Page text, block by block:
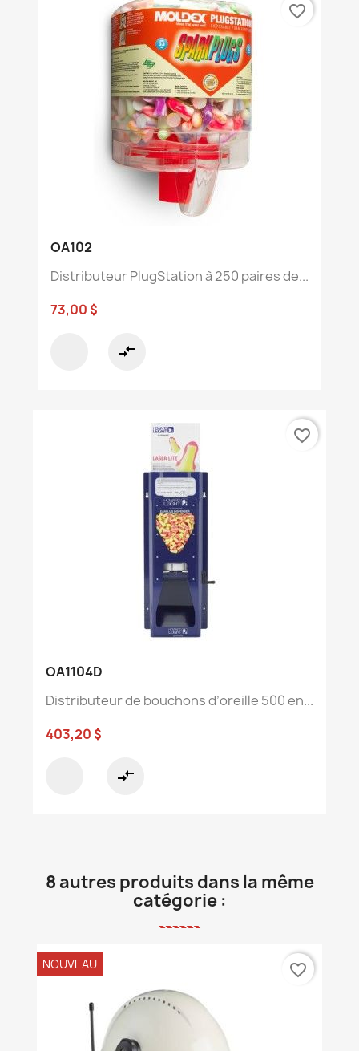
OA102
Distributeur PlugStation à 250 paires de...
73,00 $
compare_arrows
favorite_border
OA1104D
Distributeur de bouchons d’oreille 500 en...
403,20 $
compare_arrows
favorite_border
8 autres produits dans la même
catégorie :
NOUVEAU favorite_border